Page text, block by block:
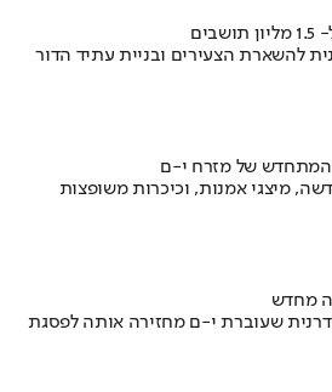
להשארת הצעירים ובניית עתיד הדור
המתחדש של מזרח י-ם
מיצגי אמנות, וכיכרות משופצות
מחדש
שעוברת י-ם מחזירה אותה לפסגת